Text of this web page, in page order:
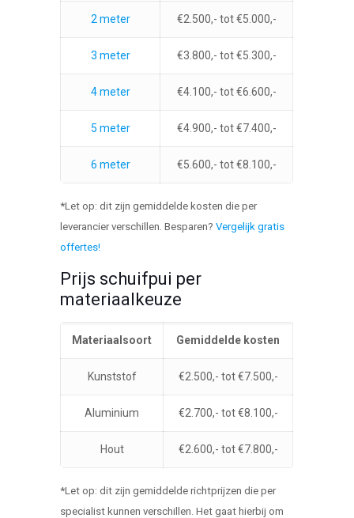
2 meter €2.500,- tot €5.000,-
3 meter €3.800,- tot €5.300,-
4 meter €4.100,- tot €6.600,-
5 meter €4.900,- tot €7.400,-
6 meter €5.600,- tot €8.100,-
*Let op: dit zijn gemiddelde kosten die per
leverancier verschillen. Besparen?Vergelijk gratis
offertes!
Prijs schuifpui per
materiaalkeuze
Materiaalsoort Gemiddelde kosten
Kunststof €2.500,- tot €7.500,-
Aluminium €2.700,- tot €8.100,-
Hout €2.600,- tot €7.800,-
*Let op: dit zijn gemiddelde richtprijzen die per
specialist kunnen verschillen. Het gaat hierbij om